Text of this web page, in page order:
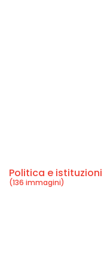
Politica e istituzioni
(136 immagini)